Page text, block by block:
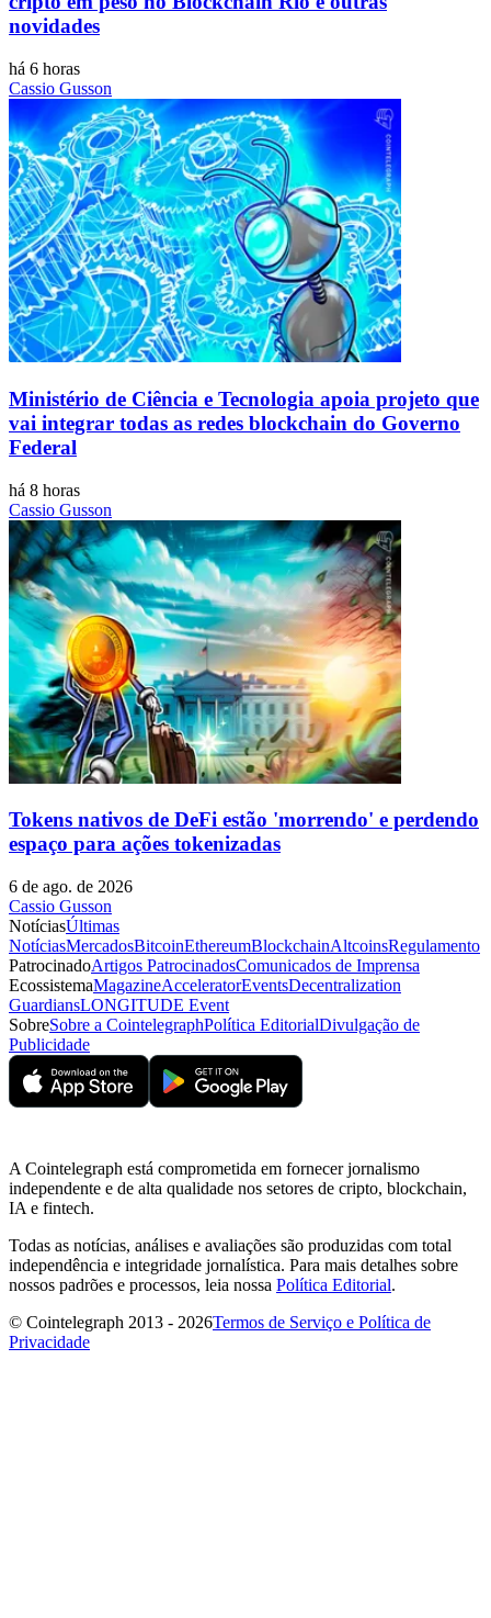
novidades
há 6 horas
Cassio Gusson
Ministério de Ciência e Tecnologia apoia projeto que
vai integrar todas as redes blockchain do Governo
Federal
há 8 horas
Cassio Gusson
Tokens nativos de DeFi estão 'morrendo' e perdendo
espaço para ações tokenizadas
6 de ago. de 2026
Cassio Gusson
NotíciasÚltimas
NotíciasMercadosBitcoinEthereumBlockchainAltcoinsRegulamento
PatrocinadoArtigos PatrocinadosComunicados de Imprensa
EcossistemaMagazineAcceleratorEventsDecentralization
GuardiansLONGITUDE Event
SobreSobre a CointelegraphPolítica EditorialDivulgação de
Publicidade
A Cointelegraph está comprometida em fornecer jornalismo
independente e de alta qualidade nos setores de cripto, blockchain,
IA e fintech.
Todas as notícias, análises e avaliações são produzidas com total
independência e integridade jornalística. Para mais detalhes sobre
nossos padrões e processos, leia nossa Política Editorial.
© Cointelegraph 2013 - 2026Termos de Serviço e Política de
Privacidade